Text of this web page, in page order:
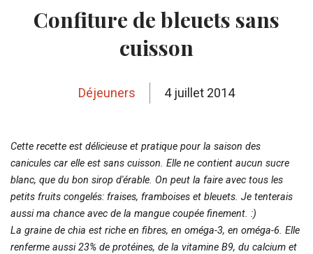
Confiture de bleuets sans
cuisson
Déjeuners 4 juillet 2014
Cette recette est délicieuse et pratique pour la saison des
canicules car elle est sans cuisson. Elle ne contient aucun sucre
blanc, que du bon sirop d'érable. On peut la faire avec tous les
petits fruits congelés: fraises, framboises et bleuets. Je tenterais
aussi ma chance avec de la mangue coupée finement. :)
La graine de chia est riche en fibres, en oméga-3, en oméga-6. Elle
renferme aussi 23% de protéines, de la vitamine B9, du calcium et